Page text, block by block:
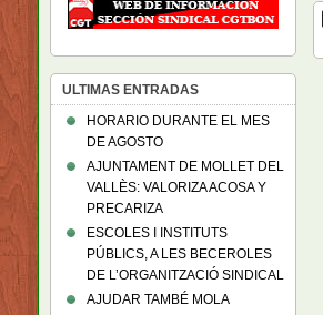
ULTIMAS ENTRADAS
HORARIO DURANTE EL MES
DE AGOSTO
AJUNTAMENT DE MOLLET DEL
VALLÈS: VALORIZA ACOSA Y
PRECARIZA
ESCOLES I INSTITUTS
PÚBLICS, A LES BECEROLES
DE L’ORGANITZACIÓ SINDICAL
AJUDAR TAMBÉ MOLA